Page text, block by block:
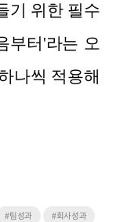
기 위한 필수
부터'라는 오
나씩 적용해
#팀성과 #회사성과